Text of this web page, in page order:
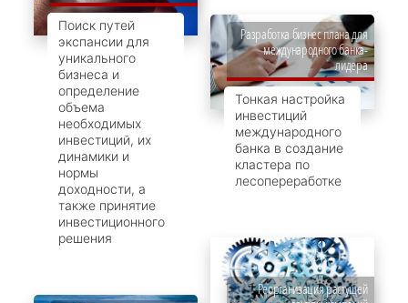
Поиск путей
экспансии для
уникального
бизнеса и
определение
объема
необходимых
инвестиций, их
динамики и
нормы
доходности, а
также принятие
инвестиционного
решения
Разработка бизнес плана для
международного банка-
лидера
Тонкая настройка
инвестиций
международного
банка в создание
кластера по
лесопереработке
Реорганизация растущей